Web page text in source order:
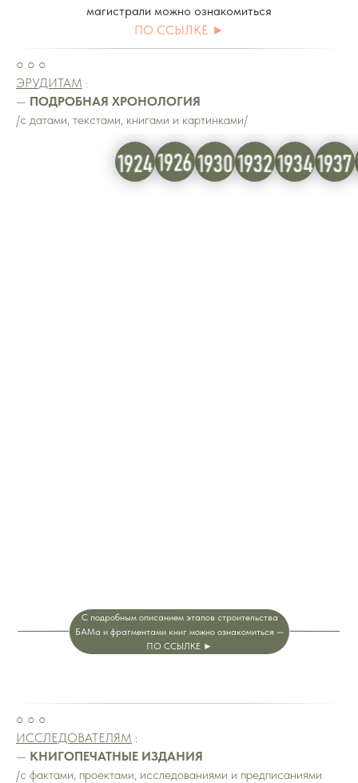
магистрали можно ознакомиться
ПО ССЫЛКE ►
○ ○ ○
ЭРУДИТАМ :
— ПОДРОБНАЯ ХРОНОЛОГИЯ
/с датами, текстами, книгами и картинками/
С подробным описанием этапов строительства
БАМа и фрагментами книг можно ознакомиться —
ПО ССЫЛКЕ ►
○ ○ ○
ИССЛЕДОВАТЕЛЯМ :
— КНИГОПЕЧАТНЫЕ ИЗДАНИЯ
/с фактами, проектами, исследованиями и предписаниями